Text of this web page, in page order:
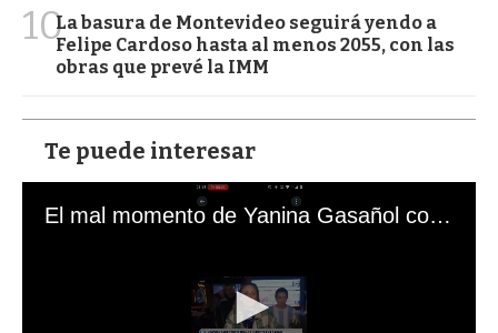
10La basura de Montevideo seguirá yendo a
Felipe Cardoso hasta al menos 2055, con las
obras que prevé la IMM
Te puede interesar
El mal momento de Yanina Gasañol con un hincha argentino en "Subrayado"